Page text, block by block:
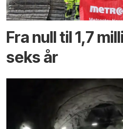
Fra null til 1,7
seks år